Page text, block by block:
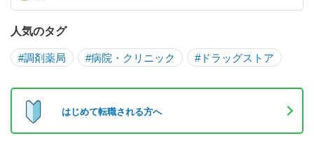
人気のタグ
#調剤薬局 #病院・クリニック #ドラッグストア
はじめて転職される方へ